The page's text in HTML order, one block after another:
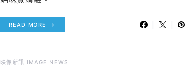
READ MORE
映像新訊 IMAGE NEWS